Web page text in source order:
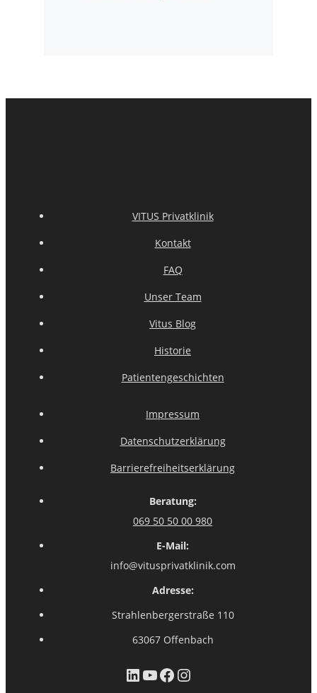
VITUS Privatklinik
Kontakt
FAQ
Unser Team
Vitus Blog
Historie
Patientengeschichten
Impressum
Datenschutzerklärung
Barrierefreiheitserklärung
Beratung:
069 50 50 00 980
E-Mail:
info@vitusprivatklinik.com
Adresse:
Strahlenbergerstraße 110
63067 Offenbach
LinkedIn
YouTube
Facebook
Instagram